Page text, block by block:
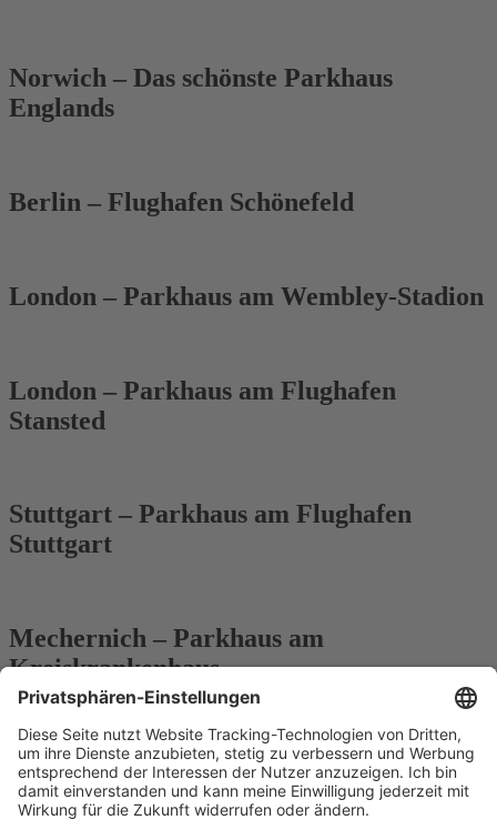
Norwich – Das schönste Parkhaus
Englands
Berlin – Flughafen Schönefeld
London – Parkhaus am Wembley-Stadion
London – Parkhaus am Flughafen
Stansted
Stuttgart – Parkhaus am Flughafen
Stuttgart
Mechernich – Parkhaus am
Kreiskrankenhaus
Frankfurt/Main – Parkhaus am Uni-
Klinikum